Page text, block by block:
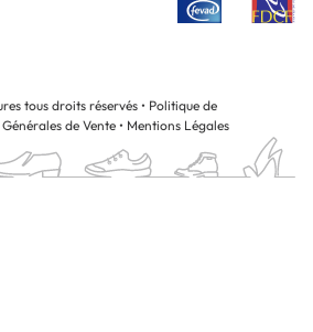
tous droits réservés • Politique de
de Vente • Mentions Légales